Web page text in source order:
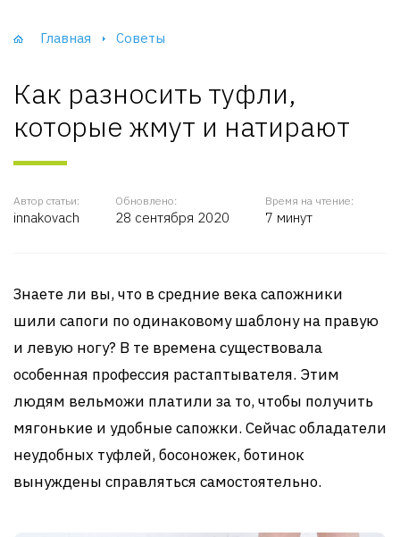
Главная Советы
Как разносить туфли,
которые жмут и натирают
Автор статьи:
innakovach
Обновлено:
28 сентября 2020
Время на чтение:
7 минут
Знаете ли вы, что в средние века сапожники
шили сапоги по одинаковому шаблону на правую
и левую ногу? В те времена существовала
особенная профессия растаптывателя. Этим
людям вельможи платили за то, чтобы получить
мягонькие и удобные сапожки. Сейчас обладатели
неудобных туфлей, босоножек, ботинок
вынуждены справляться самостоятельно.